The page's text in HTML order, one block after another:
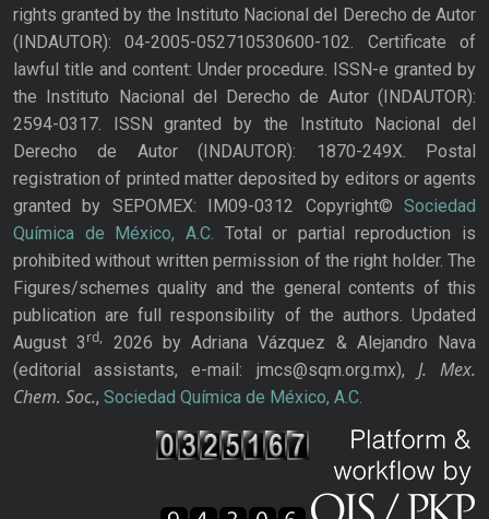
rights granted by the Instituto Nacional del Derecho de Autor
(INDAUTOR): 04-2005-052710530600-102. Certificate of
lawful title and content: Under procedure. ISSN-e granted by
the Instituto Nacional del Derecho de Autor (INDAUTOR):
2594-0317. ISSN granted by the Instituto Nacional del
Derecho de Autor (INDAUTOR): 1870-249X. Postal
registration of printed matter deposited by editors or agents
granted by SEPOMEX: IM09-0312 Copyright© Sociedad
Química de México, A.C. Total or partial reproduction is
prohibited without written permission of the right holder. The
Figures/schemes quality and the general contents of this
publication are full responsibility of the authors. Updated
August 3rd,
2026 by Adriana Vázquez & Alejandro Nava
(editorial assistants, e-mail: jmcs@sqm.org.mx), J. Mex.
Chem. Soc., Sociedad Química de México, A.C.